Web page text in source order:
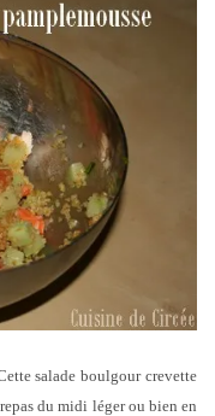
salade boulgour crevette
du midi léger ou bien en